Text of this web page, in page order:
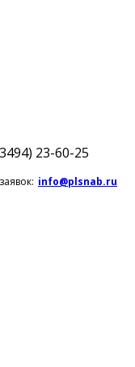
23-60-25
info@plsnab.ru